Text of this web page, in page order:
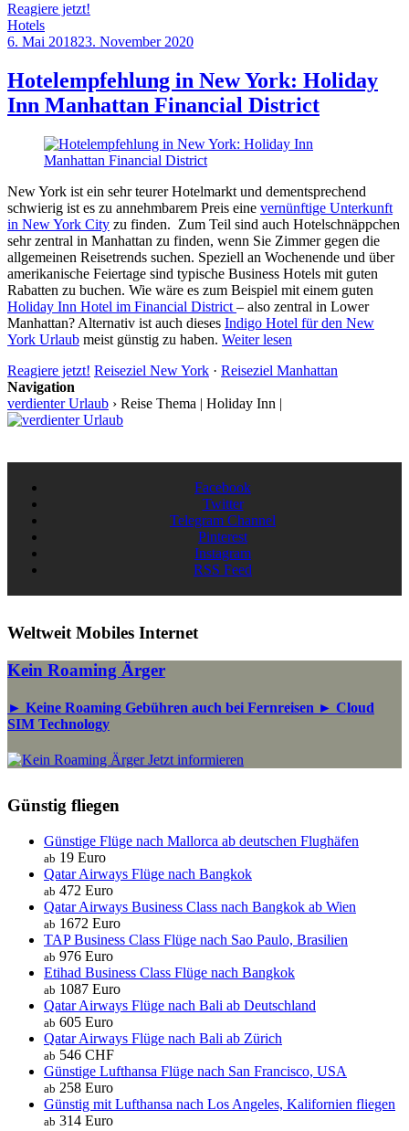
Reagiere jetzt!
Hotels
6. Mai 201823. November 2020
Allan
Hotelempfehlung in New York: Holiday
Inn Manhattan Financial District
New York ist ein sehr teurer Hotelmarkt und dementsprechend
schwierig ist es zu annehmbarem Preis eine vernünftige Unterkunft
in New York City zu finden. Zum Teil sind auch Hotelschnäppchen
sehr zentral in Manhattan zu finden, wenn Sie Zimmer gegen die
allgemeinen Reisetrends suchen. Speziell an Wochenende und über
amerikanische Feiertage sind typische Business Hotels mit guten
Rabatten zu buchen. Wie wäre es zum Beispiel mit einem guten
Holiday Inn Hotel im Financial District – also zentral in Lower
Manhattan? Alternativ ist auch dieses Indigo Hotel für den New
York Urlaub meist günstig zu haben. Weiter lesen
Reagiere jetzt! Reiseziel New York · Reiseziel Manhattan
Navigation
verdienter Urlaub › Reise Thema | Holiday Inn |
Facebook
Twitter
Telegram Channel
Pinterest
Instagram
RSS Feed
Weltweit Mobiles Internet
Kein Roaming Ärger
► Keine Roaming Gebühren auch bei Fernreisen ► Cloud
SIM Technology
Jetzt informieren
Günstig fliegen
Günstige Flüge nach Mallorca ab deutschen Flughäfen
ab 19 Euro
Qatar Airways Flüge nach Bangkok
ab 472 Euro
Qatar Airways Business Class nach Bangkok ab Wien
ab 1672 Euro
TAP Business Class Flüge nach Sao Paulo, Brasilien
ab 976 Euro
Etihad Business Class Flüge nach Bangkok
ab 1087 Euro
Qatar Airways Flüge nach Bali ab Deutschland
ab 605 Euro
Qatar Airways Flüge nach Bali ab Zürich
ab 546 CHF
Günstige Lufthansa Flüge nach San Francisco, USA
ab 258 Euro
Günstig mit Lufthansa nach Los Angeles, Kalifornien fliegen
ab 314 Euro